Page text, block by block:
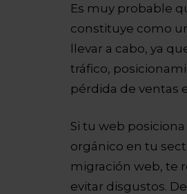
Es muy probable
constituye como
llevar a cabo, ya
tráfico,
pérdida de ventas
Si tu web
orgánico en tu
migración web, te
evitar disgustos.